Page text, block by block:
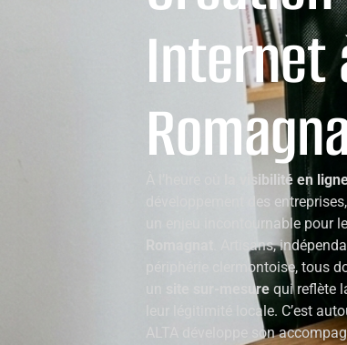
Internet
la visibilité en
développement des
un enjeu incontournable pour
. Artisans,
périphérie clermontoise, tous
site sur-mesure qui reflète
leur légitimité locale. C’est
ALTA développe son